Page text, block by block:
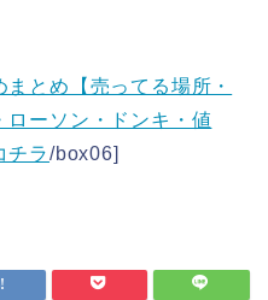
とめ【売ってる場所・
ローソン・ドンキ・値
チラ/box06]